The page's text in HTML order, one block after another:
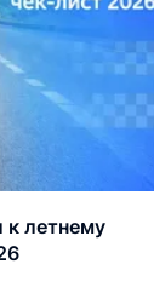
к летнему